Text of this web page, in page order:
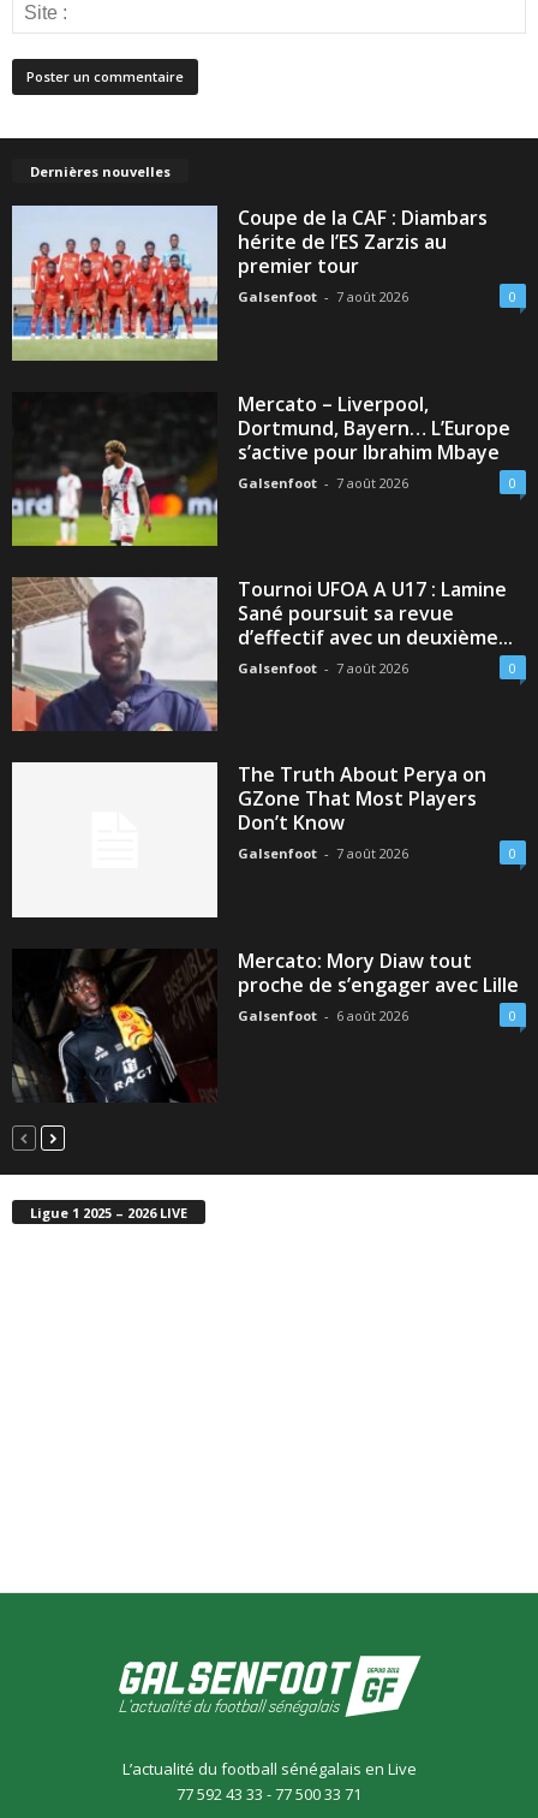
Dernières nouvelles
Coupe de la CAF : Diambars
hérite de l’ES Zarzis au
premier tour
Galsenfoot - 7 août 2026 0
Mercato – Liverpool,
Dortmund, Bayern… L’Europe
s’active pour Ibrahim Mbaye
Galsenfoot - 7 août 2026 0
Tournoi UFOA A U17 : Lamine
Sané poursuit sa revue
d’effectif avec un deuxième...
Galsenfoot - 7 août 2026 0
The Truth About Perya on
GZone That Most Players
Don’t Know
Galsenfoot - 7 août 2026 0
Mercato: Mory Diaw tout
proche de s’engager avec Lille
Galsenfoot - 6 août 2026 0
Ligue 1 2025 – 2026 LIVE
L’actualité du football sénégalais en Live
77 592 43 33 - 77 500 33 71